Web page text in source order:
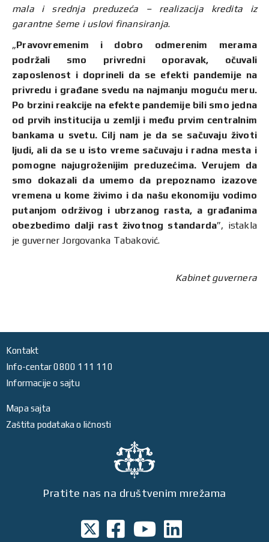
mala i srednja preduzeća – realizacija kredita iz
garantne šeme i uslovi finansiranja.
„Pravovremenim i dobro odmerenim merama
podržali smo privredni oporavak, očuvali
zaposlenost i doprineli da se efekti pandemije na
privredu i građane svedu na najmanju moguću meru.
Po brzini reakcije na efekte pandemije bili smo jedna
od prvih institucija u zemlji i među prvim centralnim
bankama u svetu. Cilj nam je da se sačuvaju životi
ljudi, ali da se u isto vreme sačuvaju i radna mesta i
pomogne najugroženijim preduzećima. Verujem da
smo dokazali da umemo da prepoznamo izazove
vremena u kome živimo i da našu ekonomiju vodimo
putanjom održivog i ubrzanog rasta, a građanima
obezbedimo dalji rast životnog standarda”, istakla
je guverner Jorgovanka Tabaković.
Kabinet guvernera
Kontakt
Info-centar 0800 111 110
Informacije o sajtu
Mapa sajta
Zaštita podataka o ličnosti
Pratite nas na društvenim mrežama